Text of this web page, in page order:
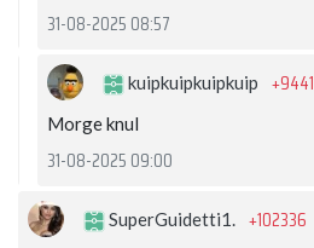
31-08-2025 08:57
kuipkuipkuipkuip +9441
Morge knul
31-08-2025 09:00
SuperGuidetti1. +102336